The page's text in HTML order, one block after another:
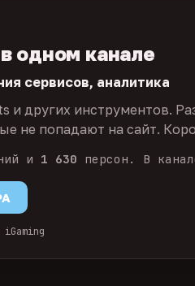
одном канале
сервисов, аналитика
и других инструментов.
не попадают на сайт.
и 1 630 персон. В